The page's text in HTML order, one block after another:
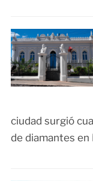
ciudad surgió
de diamantes en